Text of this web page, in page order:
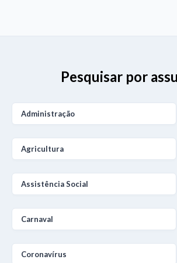
Pesquisar por
Administração
Agricultura
Assistência Social
Carnaval
Coronavírus